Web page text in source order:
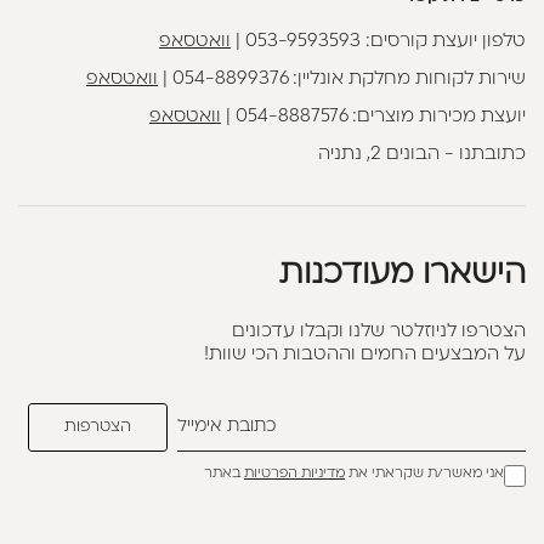
טלפון יועצת קורסים: 053-9593593 וואטסאפ
שירות לקוחות מחלקת אונליין:054-8899376 וואטסאפ
יועצת מכירות מוצרים:054-8887576 וואטסאפ
כתובתנו - הבונים 2, נתניה
הישארו מעודכנות
הצטרפו לניוזלטר שלנו וקבלו עדכונים
על המבצעים החמים וההטבות הכי שוות!
אני מאשר/ת שקראתי את מדיניות הפרטיותבאתר